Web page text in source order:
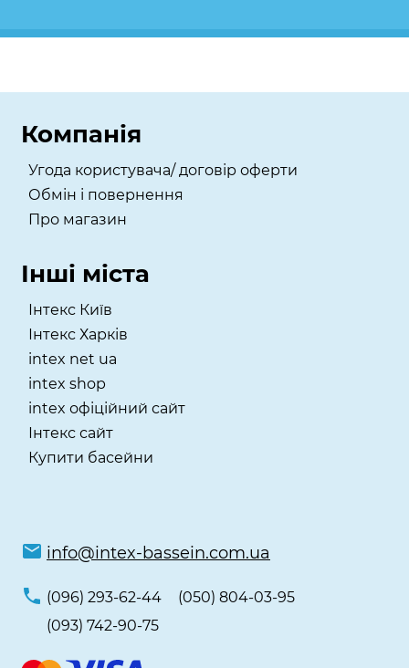
Компанія
Угода користувача/ договір оферти
Обмін і повернення
Про магазин
Інші міста
Інтекс Київ
​Інтекс Харків
intex net ua
intex shop
intex офіційний сайт
Інтекс сайт
Купити басейни
info@intex-bassein.com.ua
(096) 293-62-44
(050) 804-03-95
(093) 742-90-75